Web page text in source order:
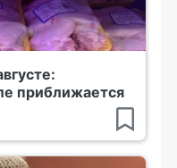
приближается